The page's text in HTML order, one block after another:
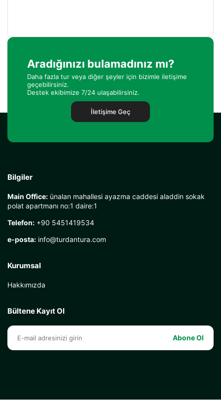
Aradığınızı bulamadınız mı?
Daha fazla tur veya diğer şeyler için bizimle iletişime
geçebilirsiniz.
Destek ekibimize 7/24 ulaşabilirsiniz.
İletişime Geç
Bilgiler
Main Office: ünalan mahallesi ayazma caddesi aladdin sokak
polat apartmanı no:1 daire:1
Telefon: +90 5451419534
e-posta: info@turdantura.com
Kurumsal
Hakkımızda
Bültene Kayıt Ol
Abone Ol